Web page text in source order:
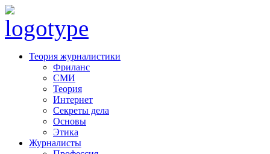
Теория журналистики
Фриланс
СМИ
Теория
Интернет
Секреты дела
Основы
Этика
Журналисты